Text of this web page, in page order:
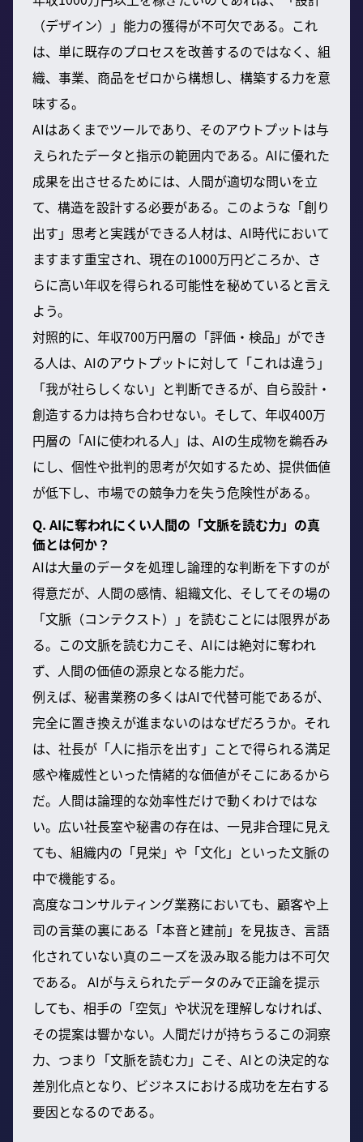
（デザイン）」能力の獲得が不可欠である。これ
は、単に既存のプロセスを改善するのではなく、組
織、事業、商品をゼロから構想し、構築する力を意
味する。
AIはあくまでツールであり、そのアウトプットは与
えられたデータと指示の範囲内である。AIに優れた
成果を出させるためには、人間が適切な問いを立
て、構造を設計する必要がある。このような「創り
出す」思考と実践ができる人材は、AI時代において
ますます重宝され、現在の1000万円どころか、さ
らに高い年収を得られる可能性を秘めていると言え
よう。
対照的に、年収700万円層の「評価・検品」ができ
る人は、AIのアウトプットに対して「これは違う」
「我が社らしくない」と判断できるが、自ら設計・
創造する力は持ち合わせない。そして、年収400万
円層の「AIに使われる人」は、AIの生成物を鵜呑み
にし、個性や批判的思考が欠如するため、提供価値
が低下し、市場での競争力を失う危険性がある。
Q. AIに奪われにくい人間の「文脈を読む力」の真
価とは何か？
AIは大量のデータを処理し論理的な判断を下すのが
得意だが、人間の感情、組織文化、そしてその場の
「文脈（コンテクスト）」を読むことには限界があ
る。この文脈を読む力こそ、AIには絶対に奪われ
ず、人間の価値の源泉となる能力だ。
例えば、秘書業務の多くはAIで代替可能であるが、
完全に置き換えが進まないのはなぜだろうか。それ
は、社長が「人に指示を出す」ことで得られる満足
感や権威性といった情緒的な価値がそこにあるから
だ。人間は論理的な効率性だけで動くわけではな
い。広い社長室や秘書の存在は、一見非合理に見え
ても、組織内の「見栄」や「文化」といった文脈の
中で機能する。
高度なコンサルティング業務においても、顧客や上
司の言葉の裏にある「本音と建前」を見抜き、言語
化されていない真のニーズを汲み取る能力は不可欠
である。 AIが与えられたデータのみで正論を提示
しても、相手の「空気」や状況を理解しなければ、
その提案は響かない。人間だけが持ちうるこの洞察
力、つまり「文脈を読む力」こそ、AIとの決定的な
差別化点となり、ビジネスにおける成功を左右する
要因となるのである。